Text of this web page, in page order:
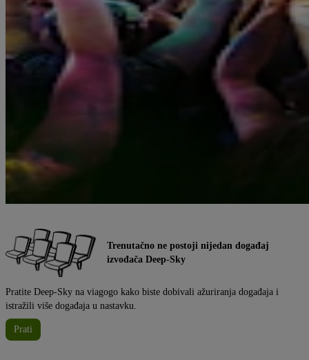
Trenutačno ne postoji nijedan događaj
izvođača Deep-Sky
Pratite Deep-Sky na viagogo kako biste dobivali ažuriranja događaja i
istražili više događaja u nastavku.
Prati